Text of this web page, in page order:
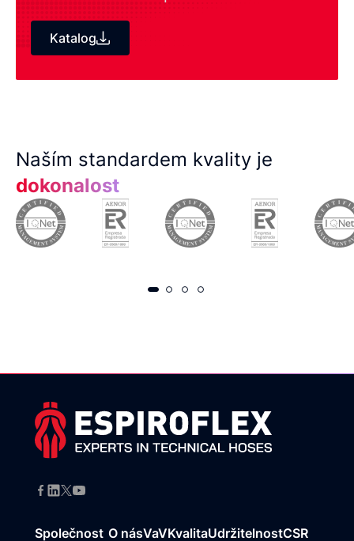
Katalog
Naším standardem kvality je
dokonalost
Společnost O násVaVKvalitaUdržitelnostCSR